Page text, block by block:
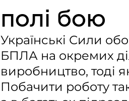
полі бою
Українські Сили
БПЛА на окремих
виробництво, тоді
Побачити роботу